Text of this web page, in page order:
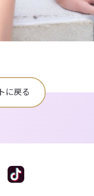
に戻る